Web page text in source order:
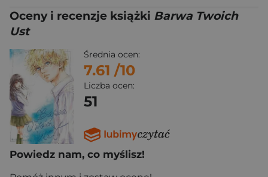
Oceny i recenzje książki Barwa Twoich
Ust
Średnia ocen:
7.61 /10
Liczba ocen:
51
Powiedz nam, co myślisz!